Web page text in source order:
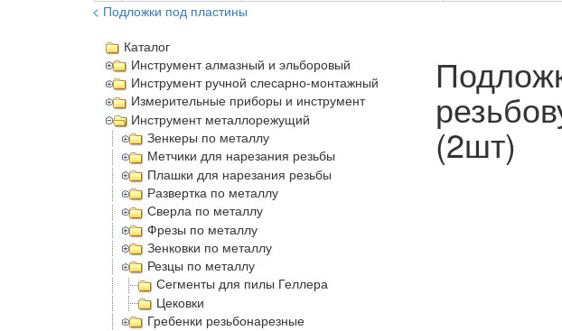
< Подложки под пластины
Каталог
Инструмент алмазный и эльборовый
Инструмент ручной слесарно-монтажный
Измерительные приборы и инструмент
Инструмент металлорежущий
Зенкеры по металлу
Метчики для нарезания резьбы
Плашки для нарезания резьбы
Развертка по металлу
Сверла по металлу
Фрезы по металлу
Зенковки по металлу
Резцы по металлу
Сегменты для пилы Геллера
Цековки
Гребенки резьбонарезные
(2шт)